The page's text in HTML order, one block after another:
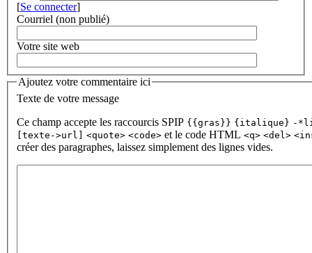
[Se connecter]
Courriel (non publié)
Votre site web
Ajoutez votre commentaire ici
Texte de votre message
Ce champ accepte les raccourcis SPIP {{gras}} {italique} -
[texte->url] <quote> <code> et le code HTML <q> <del>
créer des paragraphes, laissez simplement des lignes vides.